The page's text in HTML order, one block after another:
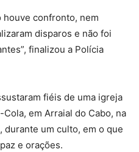
houve confronto, nem
disparos e não foi
finalizou a Polícia
fiéis de uma igreja
em Arraial do Cabo, na
um culto, em o que
e orações.